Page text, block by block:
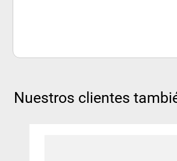
Nuestros clientes